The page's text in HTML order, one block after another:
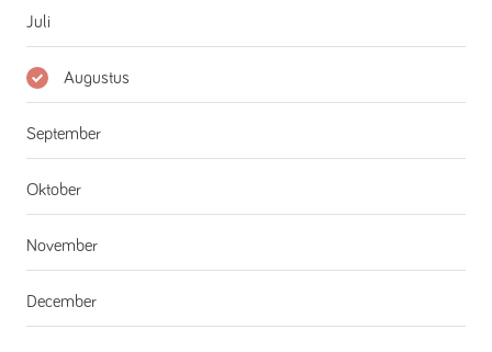
Juli
Augustus
September
Oktober
November
December